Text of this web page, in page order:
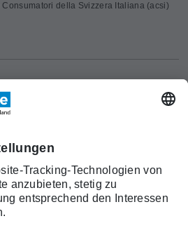
della Svizzera Italiana (acsi)
c/o Schweizerische Gesellschaft für
Monbijoustrasse 43, Postfach, 3001 Bern
Telefon +41 31 370 40 00, Fax +41 31 370
40 19